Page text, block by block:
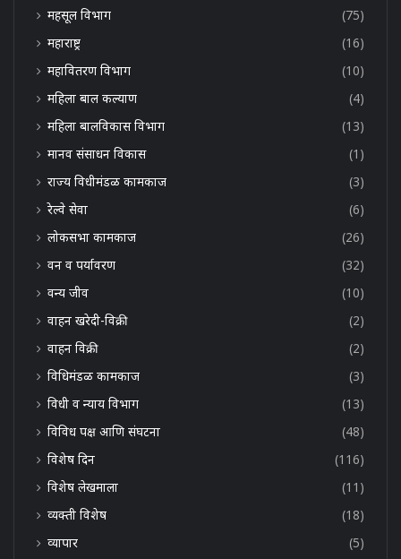
महसूल विभाग
(75)
महाराष्ट्र
(16)
महावितरण विभाग
(10)
महिला बाल कल्याण
(4)
महिला बालविकास विभाग
(13)
मानव संसाधन विकास
(1)
राज्य विधीमंडळ कामकाज
(3)
रेल्वे सेवा
(6)
लोकसभा कामकाज
(26)
वन व पर्यावरण
(32)
वन्य जीव
(10)
वाहन खरेदी-विक्री
(2)
वाहन विक्री
(2)
विधिमंडळ कामकाज
(3)
विधी व न्याय विभाग
(13)
विविध पक्ष आणि संघटना
(48)
विशेष दिन
(116)
विशेष लेखमाला
(11)
व्यक्ती विशेष
(18)
व्यापार
(5)